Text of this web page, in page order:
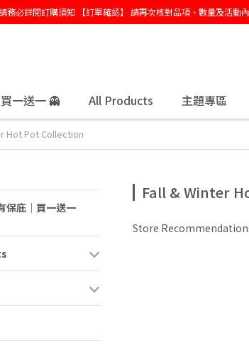
務必詳閱訂購須知 【訂單確認】 請再次核對品項、數量及活動
一送一 👻 All Products 主題專區
Hot Pot Collection
保庇｜買一送一
Fall & Winter
Store